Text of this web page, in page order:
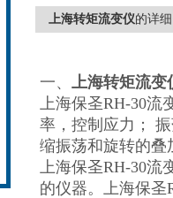
上海转矩流变仪的详
一、 上海转矩流变
上海保圣RH-30流
率，控制应力；
缩振荡和旋转的叠
上海保圣RH-30流
的仪器。上海保